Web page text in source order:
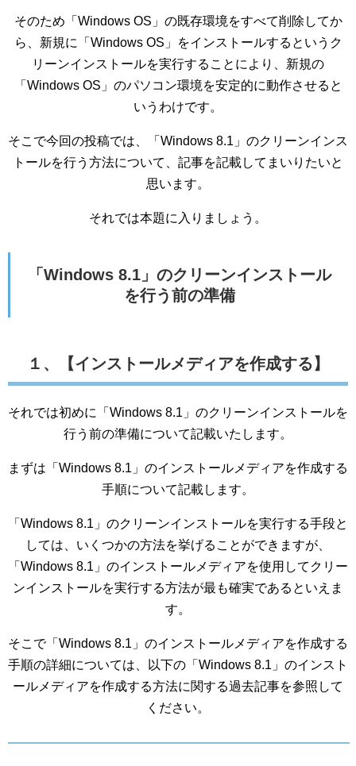
そのため「Windows OS」の既存環境をすべて削除してか
ら、新規に「Windows OS」をインストールするというク
リーンインストールを実行することにより、新規の
「Windows OS」のパソコン環境を安定的に動作させると
いうわけです。
そこで今回の投稿では、「Windows 8.1」のクリーンインス
トールを行う方法について、記事を記載してまいりたいと
思います。
それでは本題に入りましょう。
「Windows 8.1」のクリーンインストール
を行う前の準備
１、【インストールメディアを作成する】
それでは初めに「Windows 8.1」のクリーンインストールを
行う前の準備について記載いたします。
まずは「Windows 8.1」のインストールメディアを作成する
手順について記載します。
「Windows 8.1」のクリーンインストールを実行する手段と
しては、いくつかの方法を挙げることができますが、
「Windows 8.1」のインストールメディアを使用してクリー
ンインストールを実行する方法が最も確実であるといえま
す。
そこで「Windows 8.1」のインストールメディアを作成する
手順の詳細については、以下の「Windows 8.1」のインスト
ールメディアを作成する方法に関する過去記事を参照して
ください。